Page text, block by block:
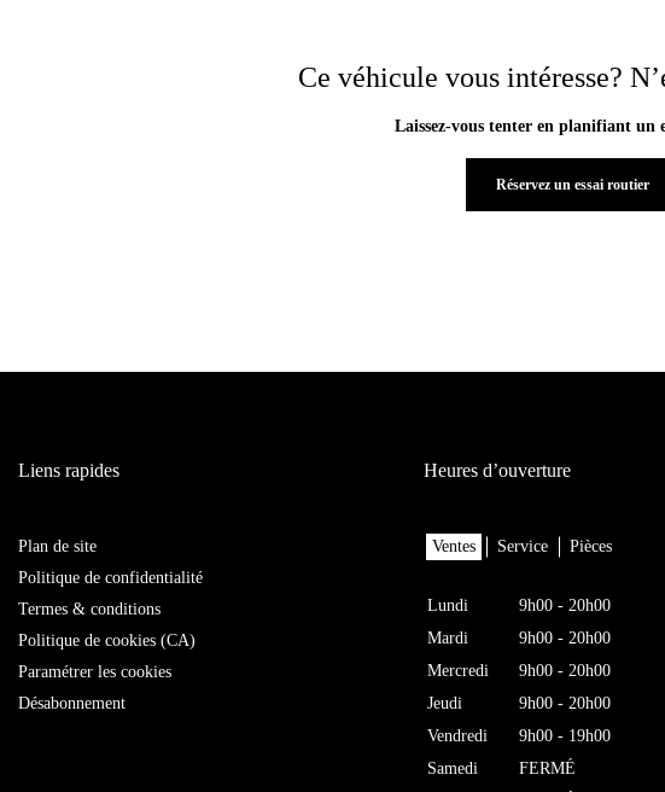
Ce véhicule vous intéresse?
Laissez-vous tenter en planifiant un
Réservez un essai routier
Liens rapides
Plan de site
Politique de confidentialité
Termes & conditions
Politique de cookies (CA)
Paramétrer les cookies
Désabonnement
Heures d’ouverture
Ventes Service Pièces
Lundi
9h00 - 20h00
Mardi
9h00 - 20h00
Mercredi
9h00 - 20h00
Jeudi
9h00 - 20h00
Vendredi
9h00 - 19h00
Samedi
FERMÉ